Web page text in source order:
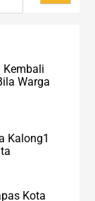
Kembali
Warga
Kalong1
Kota